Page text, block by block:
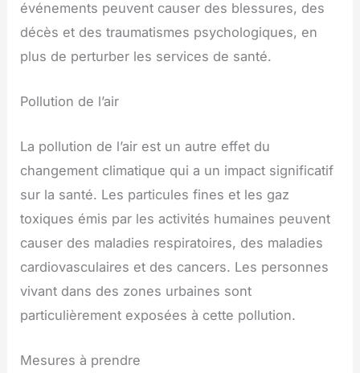
événements peuvent causer des blessures, des
décès et des traumatismes psychologiques, en
plus de perturber les services de santé.
Pollution de l’air
La pollution de l’air est un autre effet du
changement climatique qui a un impact significatif
sur la santé. Les particules fines et les gaz
toxiques émis par les activités humaines peuvent
causer des maladies respiratoires, des maladies
cardiovasculaires et des cancers. Les personnes
vivant dans des zones urbaines sont
particulièrement exposées à cette pollution.
Mesures à prendre